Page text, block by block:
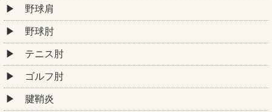
野球肩
野球肘
テニス肘
ゴルフ肘
腱鞘炎